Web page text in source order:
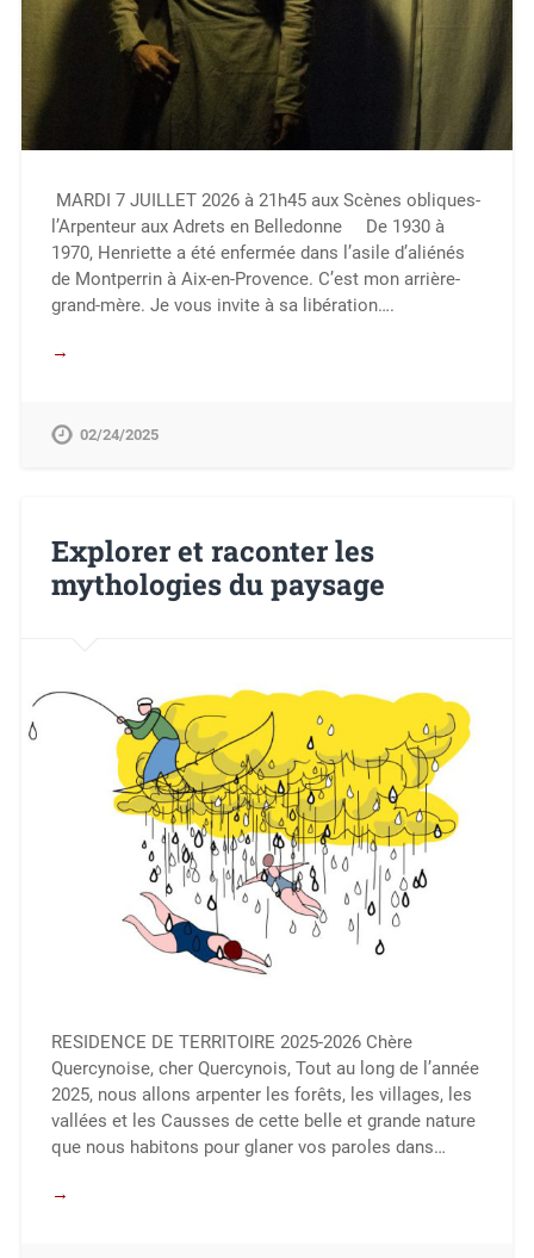
MARDI 7 JUILLET 2026 à 21h45 aux Scènes obliques-
l’Arpenteur aux Adrets en Belledonne De 1930 à
1970, Henriette a été enfermée dans l’asile d’aliénés
de Montperrin à Aix-en-Provence. C’est mon arrière-
grand-mère. Je vous invite à sa libération….
→
02/24/2025
Explorer et raconter les
mythologies du paysage
RESIDENCE DE TERRITOIRE 2025-2026 Chère
Quercynoise, cher Quercynois, Tout au long de l’année
2025, nous allons arpenter les forêts, les villages, les
vallées et les Causses de cette belle et grande nature
que nous habitons pour glaner vos paroles dans…
→